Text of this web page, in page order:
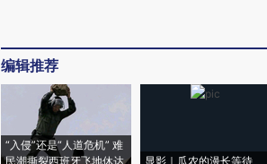
编辑推荐
“入侵”还是“人道危机” 难
民潮撕裂西班牙飞地休达
显影｜瓜农的漫长等待